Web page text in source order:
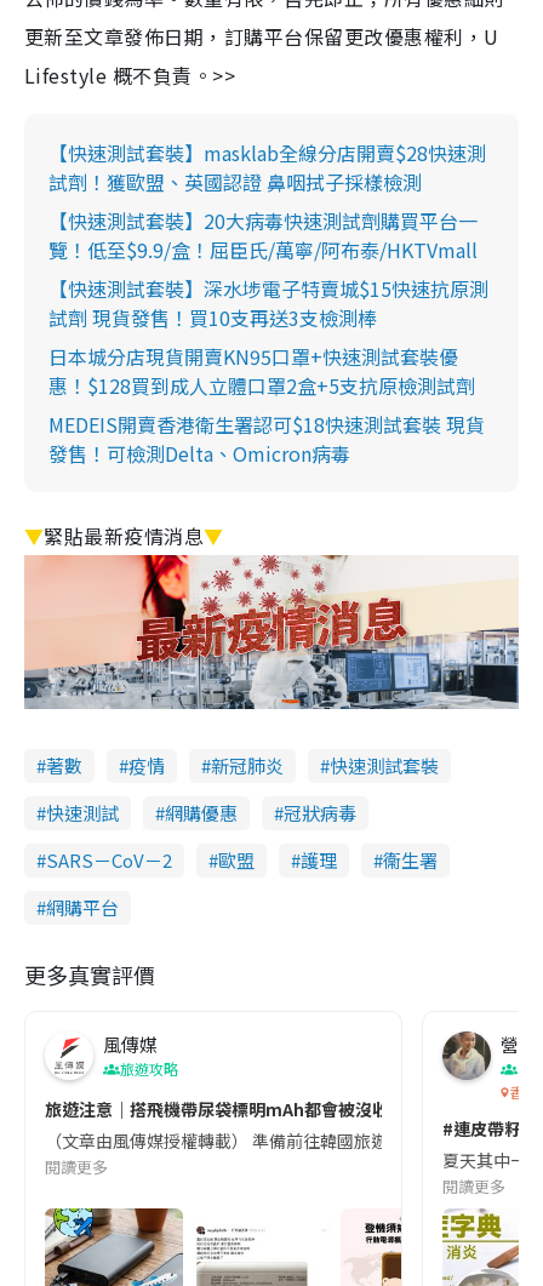
更新至文章發佈日期，訂購平台保留更改優惠權利，U
Lifestyle 概不負責。>>
【快速測試套裝】masklab全線分店開賣$28快速測
試劑！獲歐盟、英國認證 鼻咽拭子採樣檢測
【快速測試套裝】20大病毒快速測試劑購買平台一
覽！低至$9.9/盒！屈臣氏/萬寧/阿布泰/HKTVmall
【快速測試套裝】深水埗電子特賣城$15快速抗原測
試劑 現貨發售！買10支再送3支檢測棒
日本城分店現貨開賣KN95口罩+快速測試套裝優
惠！$128買到成人立體口罩2盒+5支抗原檢測試劑
MEDEIS開賣香港衛生署認可$18快速測試套裝 現貨
發售！可檢測Delta、Omicron病毒
▼緊貼最新疫情消息▼
著數 疫情 新冠肺炎
快速測試套裝
快速測試
網購優惠
冠狀病毒
SARS－CoV－2
歐盟 護理
衞生署
網購平台
更多真實評價
風傳媒
旅遊攻略
旅遊注意｜搭飛機帶尿袋標明mAh都會被沒收😱出發前切記檢查
（文章由風傳媒授權轉載） 準備前往韓國旅遊的民眾，近期要
閱讀更多
營養
香港
#連皮帶籽
夏天其中一
閱讀更多